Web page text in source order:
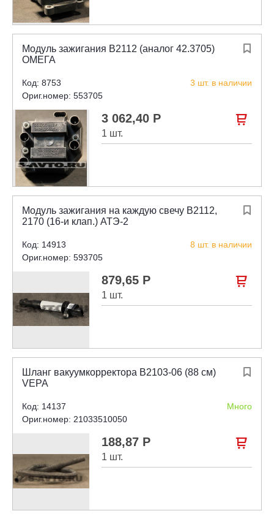

Модуль зажигания В2112 (аналог 42.3705)
ОМЕГА
Код: 8753
3 шт. в наличии
Ориг.номер: 553705
3 062,40 Р
1 шт.


Модуль зажигания на каждую свечу В2112,
2170 (16-и клап.) АТЭ-2
Код: 14913
8 шт. в наличии
Ориг.номер: 593705
879,65 Р
1 шт.


Шланг вакуумкорректора В2103-06 (88 см)
VEPA
Код: 14137
Много
Ориг.номер: 21033510050
188,87 Р
1 шт.
